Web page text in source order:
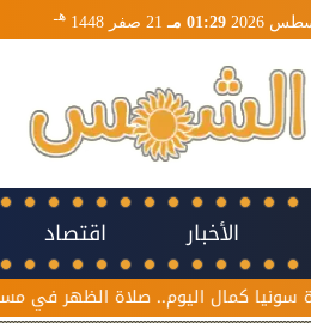
01:29 مـ 21 صفر 1448 هـ
الأخبار اقتصاد
صلاة الظهر في مسجد السلام